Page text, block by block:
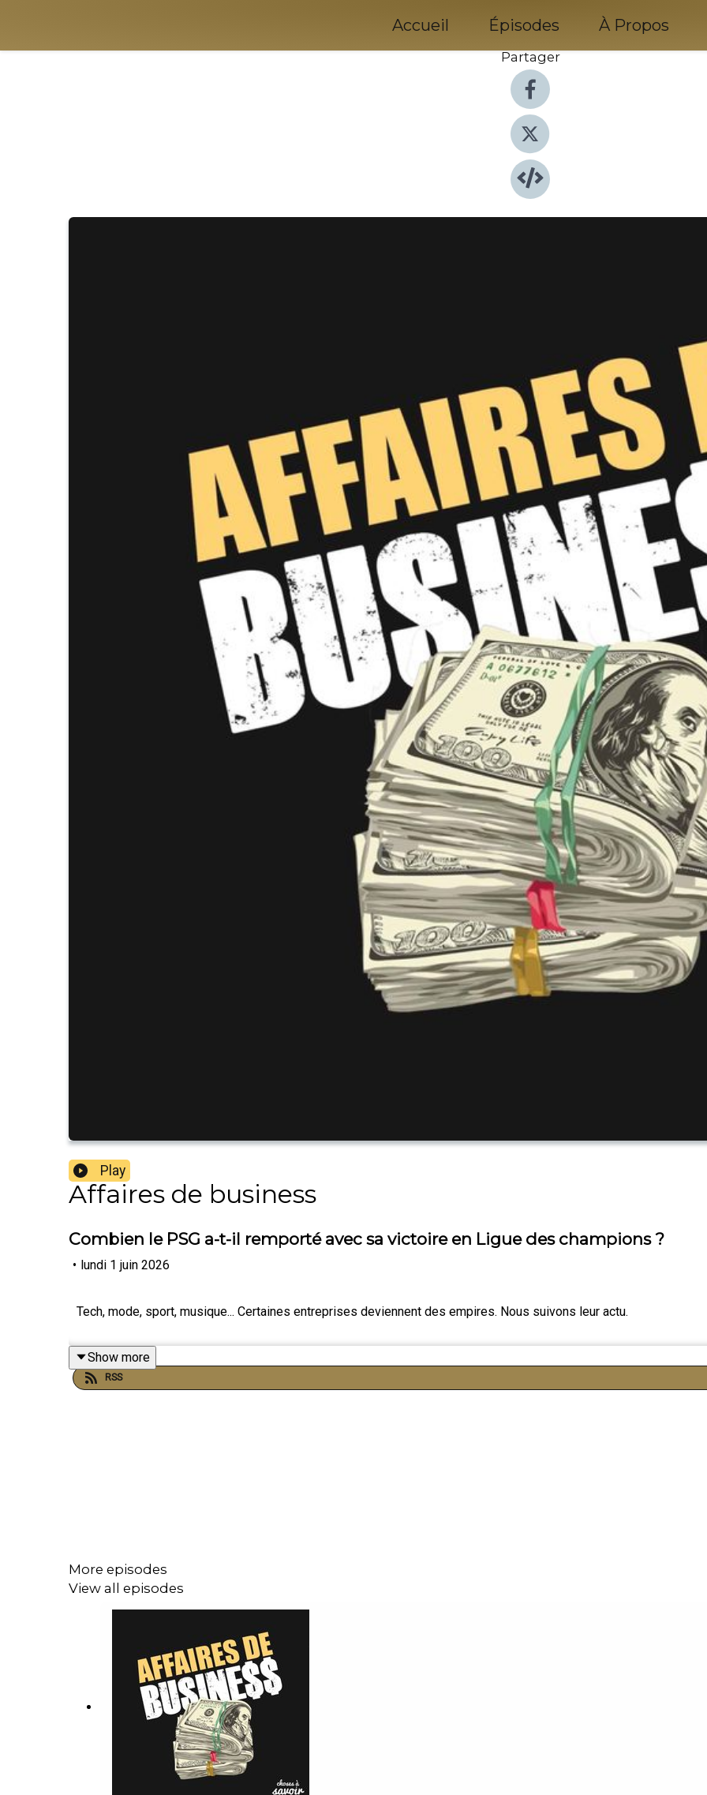
Accueil Épisodes À Propos
Partager
Play
Affaires de business
Combien le PSG a-t-il remporté avec sa victoire en Ligue des champions ?
• lundi 1 juin 2026
Tech, mode, sport, musique... Certaines entreprises deviennent des empires. Nous suivons leur actu.
Show more
RSS
More episodes
View all episodes